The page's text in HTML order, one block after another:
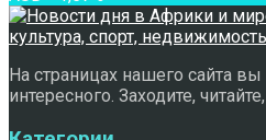
На страницах нашего сайта
интересного. Заходите,